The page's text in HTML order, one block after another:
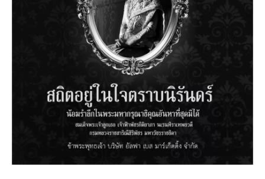
AL-3121S : SHIELDED CAT6 RJ45
IN-LINE COUPLER
AL-5112 : FACE PLATE FOR RJ45
KEYSTONE 2 PORTS WITH
SHUTTLE, ID LABEL